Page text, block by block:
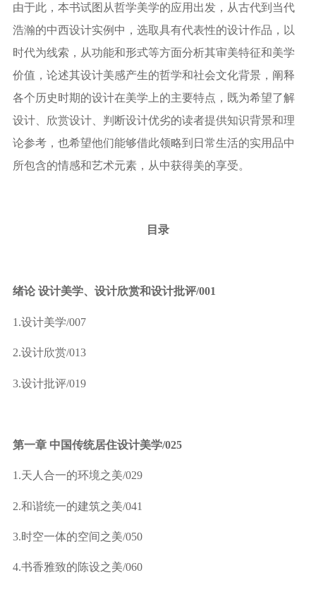
由于此，本书试图从哲学美学的应用出发，从古代到当代
浩瀚的中西设计实例中，选取具有代表性的设计作品，以
时代为线索，从功能和形式等方面分析其审美特征和美学
价值，论述其设计美感产生的哲学和社会文化背景，阐释
各个历史时期的设计在美学上的主要特点，既为希望了解
设计、欣赏设计、判断设计优劣的读者提供知识背景和理
论参考，也希望他们能够借此领略到日常生活的实用品中
所包含的情感和艺术元素，从中获得美的享受。
目录
绪论 设计美学、设计欣赏和设计批评/001
1.设计美学/007
2.设计欣赏/013
3.设计批评/019
第一章 中国传统居住设计美学/025
1.天人合一的环境之美/029
2.和谐统一的建筑之美/041
3.时空一体的空间之美/050
4.书香雅致的陈设之美/060